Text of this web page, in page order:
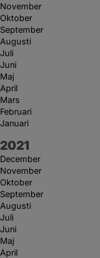
November
Oktober
September
Augusti
Juli
Juni
Maj
April
Mars
Februari
Januari
År:
2021
December
November
Oktober
September
Augusti
Juli
Juni
Maj
April